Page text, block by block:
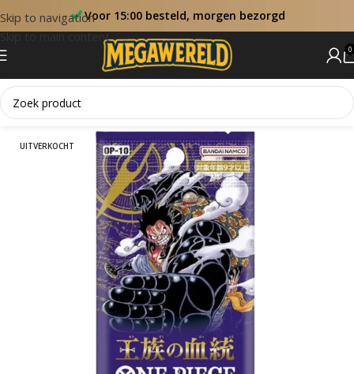
Skip to navigation
Skip to main content
Voor 15:00 besteld, morgen bezorgd
0
Home One Piece Booster Packs
UITVERKOCHT